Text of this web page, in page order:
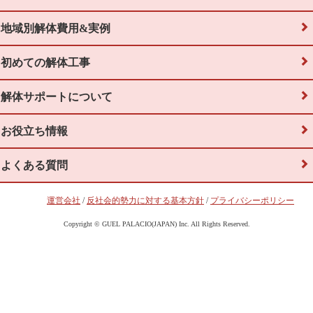
地域別解体費用&実例
初めての解体工事
解体サポートについて
お役立ち情報
よくある質問
運営会社 / 反社会的勢力に対する基本方針 / プライバシーポリシー
Copyright © GUEL PALACIO(JAPAN) Inc. All Rights Reserved.